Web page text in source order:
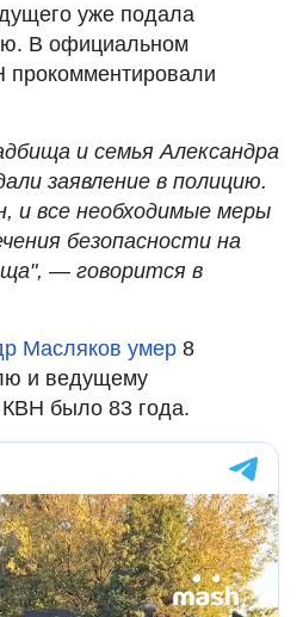
уже подала
В официальном
прокомментировали
и семья Александра
заявление в полицию.
и все необходимые меры
безопасности на
— говорится в
Масляков умер 8
и ведущему
КВН было 83 года.